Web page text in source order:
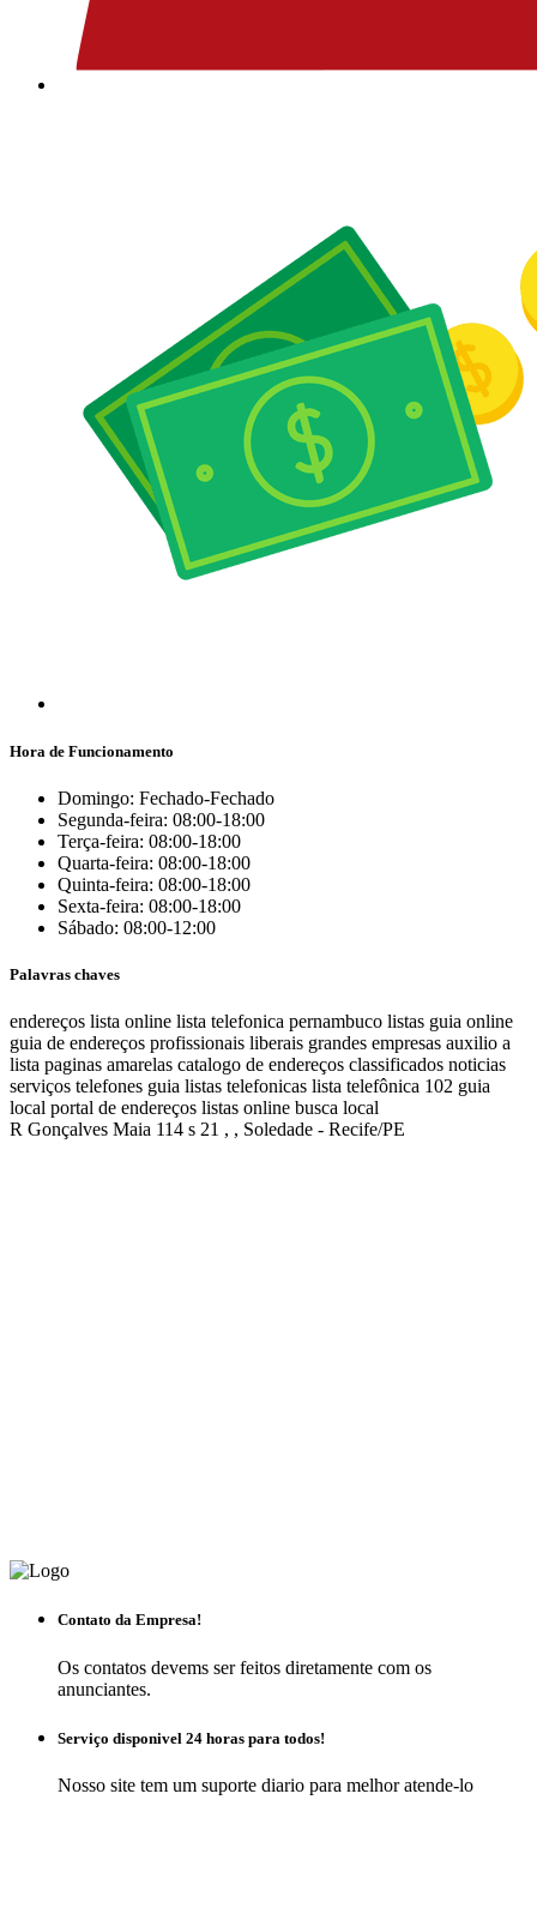
Hora de Funcionamento
Domingo: Fechado-Fechado
Segunda-feira: 08:00-18:00
Terça-feira: 08:00-18:00
Quarta-feira: 08:00-18:00
Quinta-feira: 08:00-18:00
Sexta-feira: 08:00-18:00
Sábado: 08:00-12:00
Palavras chaves
endereços lista online lista telefonica pernambuco listas guia online
guia de endereços profissionais liberais grandes empresas auxilio a
lista paginas amarelas catalogo de endereços classificados noticias
serviços telefones guia listas telefonicas lista telefônica 102 guia
local portal de endereços listas online busca local
R Gonçalves Maia 114 s 21 , , Soledade - Recife/PE
Contato da Empresa!
Os contatos devems ser feitos diretamente com os
anunciantes.
Serviço disponivel 24 horas para todos!
Nosso site tem um suporte diario para melhor atende-lo